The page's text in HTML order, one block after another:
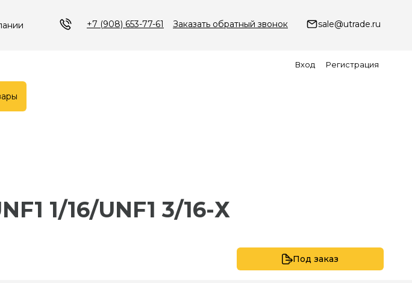
+7 (908) 653-77-61 Заказать обратный звонок sale@utrade.ru
Вход Регистрация
1/16/UNF1 3/16-Х
Под заказ